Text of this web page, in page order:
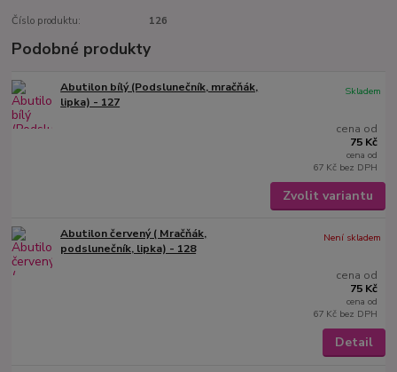
Číslo produktu: 126
Podobné produkty
Abutilon bílý (Podslunečník, mračňák,
lipka) - 127
cena od
75 Kč
cena od
67 Kč bez DPH
Skladem
Zvolit variantu
Abutilon červený ( Mračňák,
podslunečník, lipka) - 128
cena od
75 Kč
cena od
67 Kč bez DPH
Není skladem
Detail